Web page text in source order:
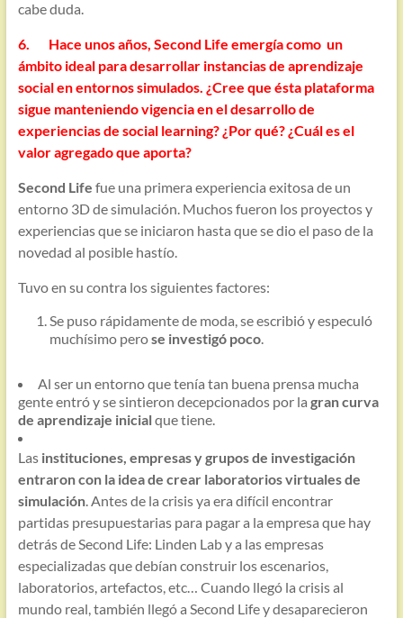
cabe duda.
6. Hace unos años, Second Life emergía como un
ámbito ideal para desarrollar instancias de aprendizaje
social en entornos simulados. ¿Cree que ésta plataforma
sigue manteniendo vigencia en el desarrollo de
experiencias de social learning? ¿Por qué? ¿Cuál es el
valor agregado que aporta?
Second Life fue una primera experiencia exitosa de un
entorno 3D de simulación. Muchos fueron los proyectos y
experiencias que se iniciaron hasta que se dio el paso de la
novedad al posible hastío.
Tuvo en su contra los siguientes factores:
Se puso rápidamente de moda, se escribió y especuló
muchísimo perose investigó poco.
Al ser un entorno que tenía tan buena prensa mucha
gente entró y se sintieron decepcionados por la gran curva
de aprendizaje inicialque tiene.
Las instituciones, empresas y grupos de investigación
entraron con la idea de crear laboratorios virtuales de
simulación. Antes de la crisis ya era difícil encontrar
partidas presupuestarias para pagar a la empresa que hay
detrás de Second Life: Linden Lab y a las empresas
especializadas que debían construir los escenarios,
laboratorios, artefactos, etc… Cuando llegó la crisis al
mundo real, también llegó a Second Life y desaparecieron